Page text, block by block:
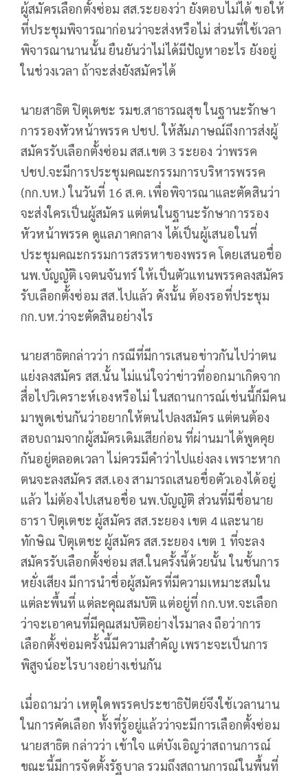
ผู้สมัครเลือกตั้งซ่อม สส.ระยองว่า ยังตอบไม่ได้ ขอให้
ที่ประชุมพิจารณาก่อนว่าจะส่งหรือไม่ ส่วนที่ใช้เวลา
พิจารณานานนั้น ยืนยันว่าไม่ได้มีปัญหาอะไร ยังอยู่
ในช่วงเวลา ถ้าจะส่งยังสมัครได้
นายสาธิต ปิตุเตชะ รมช.สาธารณสุข ในฐานะรักษา
การรองหัวหน้าพรรค ปชป. ให้สัมภาษณ์ถึงการส่งผู้
สมัครรับเลือกตั้งซ่อม สส.เขต 3 ระยอง ว่าพรรค
ปชป.จะมีการประชุมคณะกรรมการบริหารพรรค
(กก.บห.) ในวันที่ 16 ส.ค. เพื่อพิจารณาและตัดสินว่า
จะส่งใครเป็นผู้สมัคร แต่ตนในฐานะรักษาการรอง
หัวหน้าพรรค ดูแลภาคกลาง ได้เป็นผู้เสนอในที่
ประชุมคณะกรรมการสรรหาของพรรค โดยเสนอชื่อ
นพ.บัญญัติ เจตนจันทร์ ให้เป็นตัวแทนพรรคลงสมัคร
รับเลือกตั้งซ่อม สส.ไปแล้ว ดังนั้น ต้องรอที่ประชุม
กก.บห.ว่าจะตัดสินอย่างไร
นายสาธิตกล่าวว่า กรณีที่มีการเสนอข่าวกันไปว่าตน
แย่งลงสมัคร สส.นั้น ไม่แน่ใจว่าข่าวที่ออกมาเกิดจาก
สื่อไปวิเคราะห์เองหรือไม่ ในสถานการณ์เช่นนี้ก็มีคน
มาพูดเช่นกันว่าอยากให้ตนไปลงสมัคร แต่ตนต้อง
สอบถามจากผู้สมัครเดิมเสียก่อน ที่ผ่านมาได้พูดคุย
กันอยู่ตลอดเวลา ไม่ควรมีคำว่าไปแย่งลง เพราะหาก
ตนจะลงสมัคร สส.เอง สามารถเสนอชื่อตัวเองได้อยู่
แล้ว ไม่ต้องไปเสนอชื่อ นพ.บัญญัติ ส่วนที่มีชื่อนาย
ธารา ปิตุเตชะ ผู้สมัคร สส.ระยอง เขต 4 และนาย
ทักษิณ ปิตุเตชะ ผู้สมัคร สส.ระยอง เขต 1 ที่จะลง
สมัครรับเลือกตั้งซ่อม สส.ในครั้งนี้ด้วยนั้น ในชั้นการ
หยั่งเสียง มีการนำชื่อผู้สมัครที่มีความเหมาะสมใน
แต่ละพื้นที่ แต่ละคุณสมบัติ แต่อยู่ที่ กก.บห.จะเลือก
ว่าจะเอาคนที่มีคุณสมบัติอย่างไรมาลง ถือว่าการ
เลือกตั้งซ่อมครั้งนี้มีความสำคัญ เพราะจะเป็นการ
พิสูจน์อะไรบางอย่างเช่นกัน
เมื่อถามว่า เหตุใดพรรคประชาธิปัตย์จึงใช้เวลานาน
ในการคัดเลือก ทั้งที่รู้อยู่แล้วว่าจะมีการเลือกตั้งซ่อม
นายสาธิต กล่าวว่า เข้าใจ แต่บังเอิญว่าสถานการณ์
ขณะนี้มีการจัดตั้งรัฐบาล รวมถึงสถานการณ์ในพื้นที่